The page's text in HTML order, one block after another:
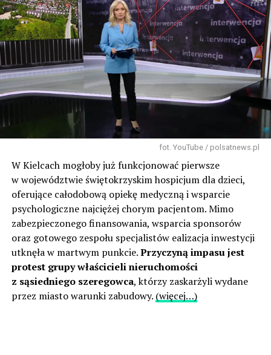
fot. YouTube / polsatnews.pl
W Kielcach mogłoby już funkcjonować pierwsze
w województwie świętokrzyskim hospicjum dla dzieci,
oferujące całodobową opiekę medyczną i wsparcie
psychologiczne najciężej chorym pacjentom. Mimo
zabezpieczonego finansowania, wsparcia sponsorów
oraz gotowego zespołu specjalistów ealizacja inwestycji
utknęła w martwym punkcie.Przyczyną impasu jest
protest grupy właścicieli nieruchomości
z sąsiedniego szeregowca, którzy zaskarżyli wydane
przez miasto warunki zabudowy. (więcej…)